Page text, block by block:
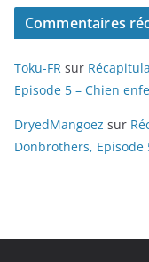
Commentaires
Toku-FR sur
Episode 5 – Chien
DryedMangoez sur
Donbrothers, Episode